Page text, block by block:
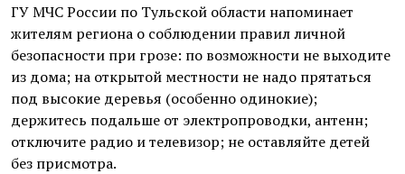
ГУ МЧС России по Тульской области напоминает
жителям региона о соблюдении правил личной
безопасности при грозе: по возможности не выходите
из дома; на открытой местности не надо прятаться
под высокие деревья (особенно одинокие);
держитесь подальше от электропроводки, антенн;
отключите радио и телевизор; не оставляйте детей
без присмотра.